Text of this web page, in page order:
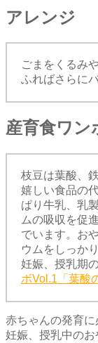
アレンジ
ごまをくるみ
ふればさらに
産育食ワン
枝豆は葉酸、
嬉しい食品の
ぱり牛乳、乳
ムの吸収を促
でいます。お
ウムをしっかり
妊娠、授乳期
ボVol.1「葉酸
赤ちゃんの発育に
妊娠、授乳中の